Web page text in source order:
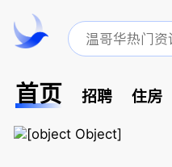
首页 招聘 住房